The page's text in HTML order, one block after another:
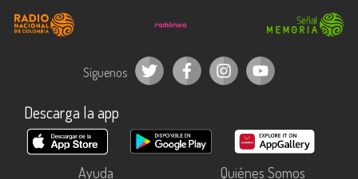
Síguenos
Descarga la app
Ayuda
Quiénes Somos